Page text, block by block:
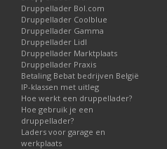
Druppellader Bol.com
Druppellader Coolblue
Druppellader Gamma
Druppellader Lidl
Druppellader Marktplaats
Druppellader Praxis
Betaling Bebat bedrijven België
IP-klassen met uitleg
Hoe werkt een druppellader?
Hoe gebruik je een
druppellader?
Laders voor garage en
werkplaats